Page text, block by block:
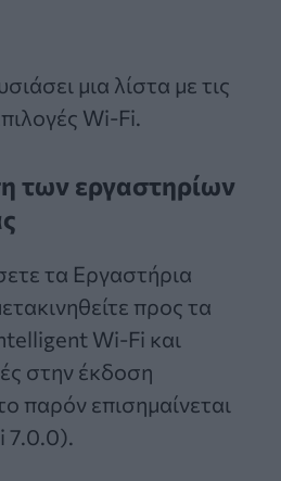
μια λίστα με τις
Wi-Fi.
των εργαστηρίων
τα Εργαστήρια
προς τα
Wi-Fi και
στην έκδοση
παρόν επισημαίνεται
7.0.0).